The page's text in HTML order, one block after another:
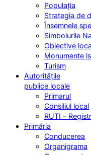
Populația
Strategia de
Însemnele
Simbolurile
Obiective
Monumente
Turism
Autoritățile
publice locale
Primarul
Consiliul local
RUTI –
Primăria
Conducerea
Organigrama